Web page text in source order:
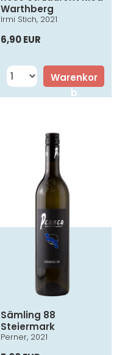
Warthberg
Irmi Stich, 2021
6,90 EUR
Warenkor
b
Sämling 88
Steiermark
Perner, 2021